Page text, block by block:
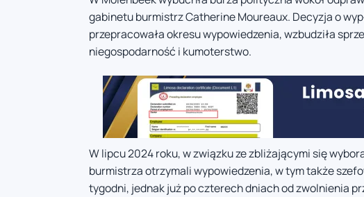
gabinetu burmistrz Catherine Moureaux. Decyzja o
przepracowała okresu wypowiedzenia, wzbudziła
niegospodarność i kumoterstwo.
W lipcu 2024 roku, w związku ze zbliżającymi się
burmistrza otrzymali wypowiedzenia, w tym także
tygodni, jednak już po czterech dniach od zwolnienia